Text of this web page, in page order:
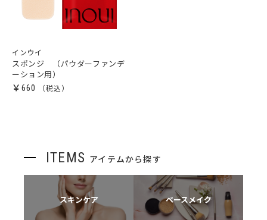
インウイ
スポンジ （パウダーファンデ
ーション用）
￥660
ITEMS アイテムから探す
スキンケア ベースメイク